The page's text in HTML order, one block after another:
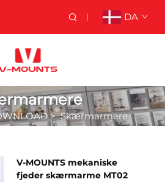
DA
>Skærmarmere
V-MOUNTS mekaniske
fjeder skærmarme MT02